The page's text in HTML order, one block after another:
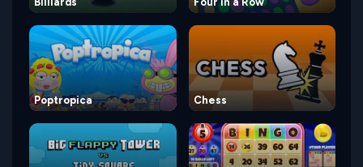
Poptropica Chess